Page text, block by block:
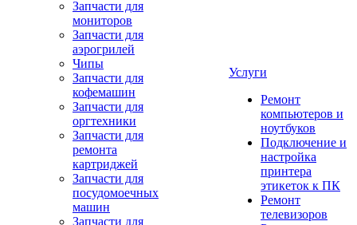
Запчасти для
мониторов
Запчасти для
аэрогрилей
Чипы
Запчасти для
кофемашин
Запчасти для
оргтехники
Запчасти для
ремонта
картриджей
Запчасти для
посудомоечных
машин
Запчасти для
Услуги
Ремонт
компьютеров и
ноутбуков
Подключение и
настройка
принтера
этикеток к ПК
Ремонт
телевизоров